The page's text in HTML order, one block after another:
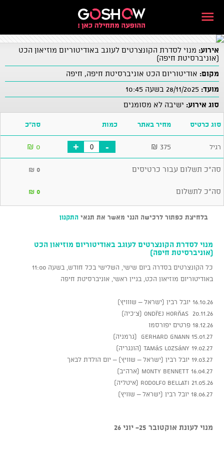
אירוע: מנוי לסדרת הקונצרטים לעוגב באודיטוריום מוזיאון הכט
(אוניברסיטת חיפה)
מקום: אודיטוריום הכט אוניברסיטת חיפה, חיפה
מועד:
סוג אירוע: ישיבה לא מסומנים
סוג כרטיס מחיר באתר כמות סה"כ
רגיל 375
₪
+ -
0
₪
סה"כ תשלום עבור כרטיסים 0
₪
סה"כ לתשלום 0
₪
בלחיצת כפתור לרכישה הנני מאשר את תנאיהתקנון
מנוי לסדרת הקונצרטים לעוגב באודיטוריום מוזיאון הכט
(אוניברסיטת חיפה)
כל הקונצרטים בסדרה ביום שישי, השלישי בכל חודש, בשעה 11:00
באודיטוריום מוזיאון הכט, בניין ראשי, אוניברסיטת חיפה
16.10.26 יובל רבין (ישראל – שווויץ)
20.11.26 Ondřej Horňas (צ'כיה)
18.12.26 פרטים יפורסמו
15.01.27 Gerhard Gnann (גרמניה)
19.02.27 Tamás Lozsány (הונגריה)
19.03.27 יובל רבין (ישראל – שוויץ) – יום הולדת לבאך
16.04.27 Monty Bennett (ארה"ב)
21.05.26 Rodolfo Bellati (איטליה)
18.06.27 יובל רבין (ישראל – שוויץ)
מנוי לעונת אוקטובר 25- יוני 26